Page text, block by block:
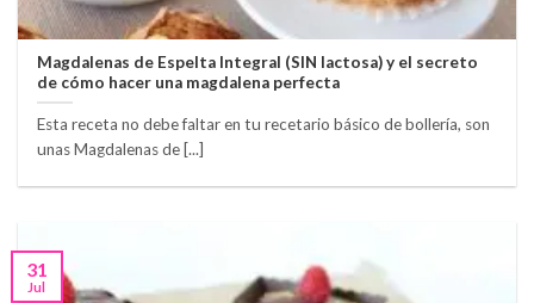
Magdalenas de Espelta Integral (SIN lactosa) y el secreto
de cómo hacer una magdalena perfecta
Esta receta no debe faltar en tu recetario básico de bollería, son
unas Magdalenas de [...]
31
Jul